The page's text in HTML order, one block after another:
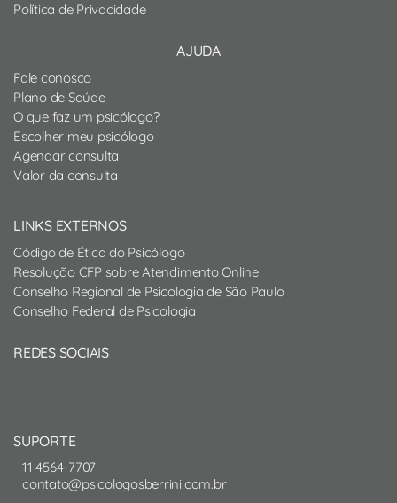
Política de Privacidade
AJUDA
Fale conosco
Plano de Saúde
O que faz um psicólogo?
Escolher meu psicólogo
Agendar consulta
Valor da consulta
LINKS EXTERNOS
Código de Ética do Psicólogo
Resolução CFP sobre Atendimento Online
Conselho Regional de Psicologia de São Paulo
Conselho Federal de Psicologia
REDES SOCIAIS
SUPORTE
11 4564-7707
contato@psicologosberrini.com.br